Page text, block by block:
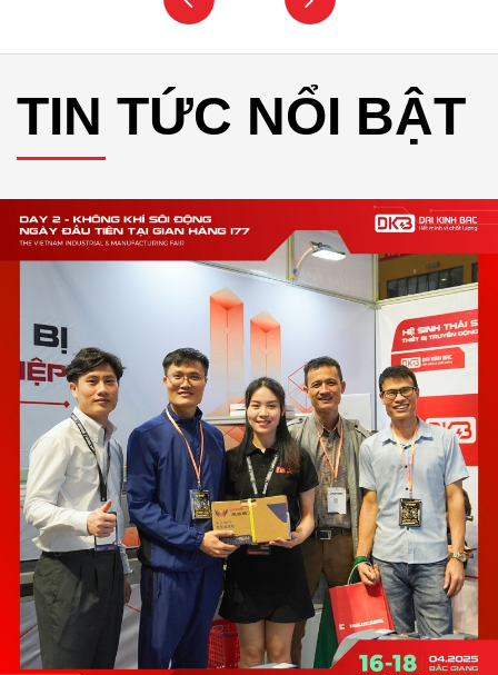
TIN TỨC NỔI BẬT